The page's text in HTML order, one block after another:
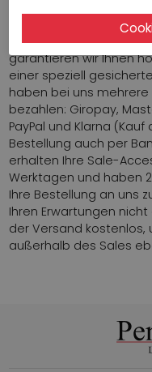
Sicherheit ist ein für
der Bestellung und
garantieren wir Ihnen
einer speziell
haben bei uns mehrere
bezahlen: Giropay,
PayPal und Klarna
Bestellung auch per
erhalten Ihre Sale-
Werktagen und haben
Ihre Bestellung an uns
Ihren Erwartungen
der Versand kostenlos,
außerhalb des Sales